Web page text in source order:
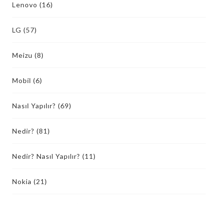
Lenovo (16)
LG (57)
Meizu (8)
Mobil (6)
Nasıl Yapılır? (69)
Nedir? (81)
Nedir? Nasıl Yapılır? (11)
Nokia (21)